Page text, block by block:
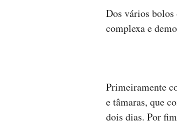
Dos vários bolos
complexa e
Primeiramente
e tâmaras, que
dois dias. Por